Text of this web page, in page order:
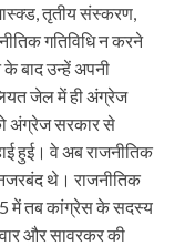
तृतीय संस्करण,
गतिविधि न करने
बाद उन्हें अपनी
जेल में ही अंग्रेज
अंग्रेज सरकार से
हुई। वे अब राजनीतिक
नजरबंद थे। राजनीतिक
में तब कांग्रेस के सदस्य
और सावरकर की